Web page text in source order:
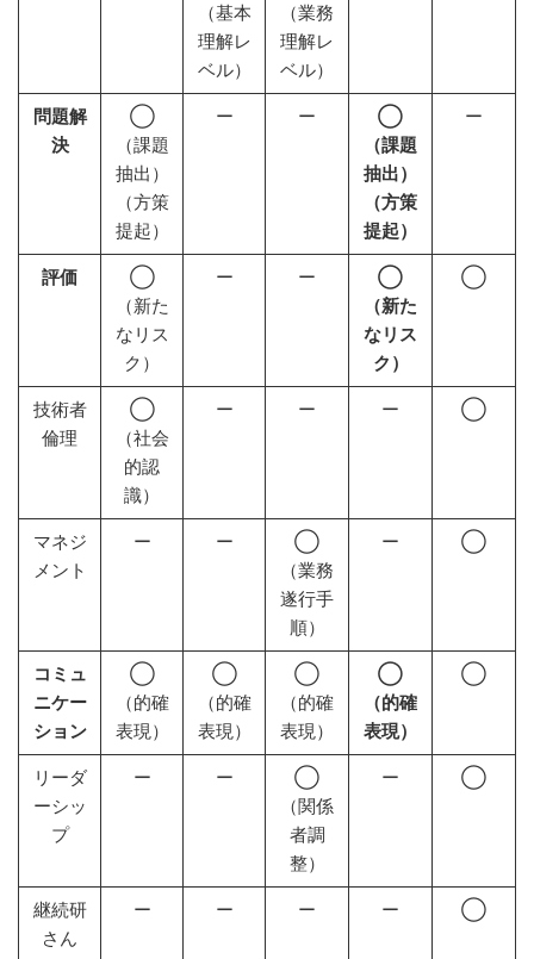
（基本
理解レ
ベル）
（業務
理解レ
ベル）
問題解
決
◯
（課題
抽出）
（方策
提起）
ー ー
◯
（課題
抽出）
（方策
提起）
ー
評価
◯
（新た
なリス
ク）
ー ー
◯
（新た
なリス
ク）
◯
技術者
倫理
◯
（社会
的認
識）
ー ー ー ◯
マネジ
メント
ー ー
◯
（業務
遂行手
順）
ー ◯
コミュ
ニケー
ション
◯
（的確
表現）
◯
（的確
表現）
◯
（的確
表現）
◯
（的確
表現）
◯
リーダ
ーシッ
プ
ー ー
◯
（関係
者調
整）
ー ◯
継続研
さん
ー ー ー ー ◯